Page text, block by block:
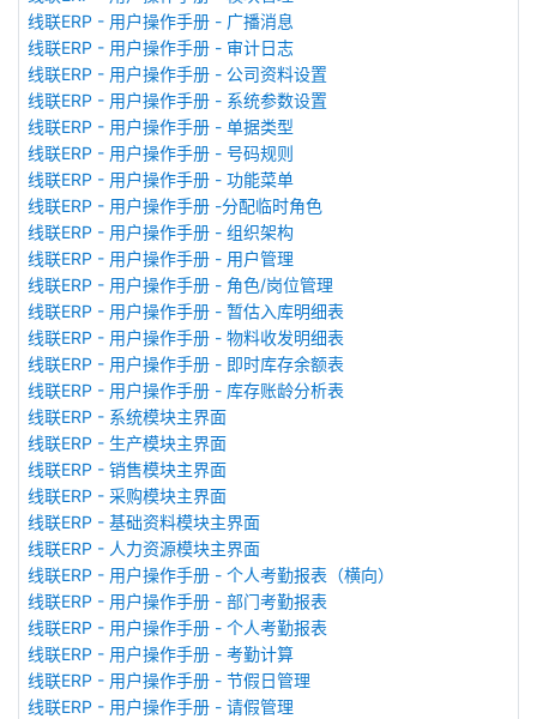
线联ERP - 用户操作手册 - 广播消息
线联ERP - 用户操作手册 - 审计日志
线联ERP - 用户操作手册 - 公司资料设置
线联ERP - 用户操作手册 - 系统参数设置
线联ERP - 用户操作手册 - 单据类型
线联ERP - 用户操作手册 - 号码规则
线联ERP - 用户操作手册 - 功能菜单
线联ERP - 用户操作手册 -分配临时角色
线联ERP - 用户操作手册 - 组织架构
线联ERP - 用户操作手册 - 用户管理
线联ERP - 用户操作手册 - 角色/岗位管理
线联ERP - 用户操作手册 - 暂估入库明细表
线联ERP - 用户操作手册 - 物料收发明细表
线联ERP - 用户操作手册 - 即时库存余额表
线联ERP - 用户操作手册 - 库存账龄分析表
线联ERP - 系统模块主界面
线联ERP - 生产模块主界面
线联ERP - 销售模块主界面
线联ERP - 采购模块主界面
线联ERP - 基础资料模块主界面
线联ERP - 人力资源模块主界面
线联ERP - 用户操作手册 - 个人考勤报表（横向）
线联ERP - 用户操作手册 - 部门考勤报表
线联ERP - 用户操作手册 - 个人考勤报表
线联ERP - 用户操作手册 - 考勤计算
线联ERP - 用户操作手册 - 节假日管理
线联ERP - 用户操作手册 - 请假管理